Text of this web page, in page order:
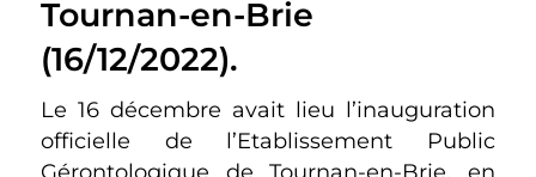
Tournan-en-Brie
(16/12/2022).
Le 16 décembre avait lieu l’inauguration
officielle de l’Etablissement Public